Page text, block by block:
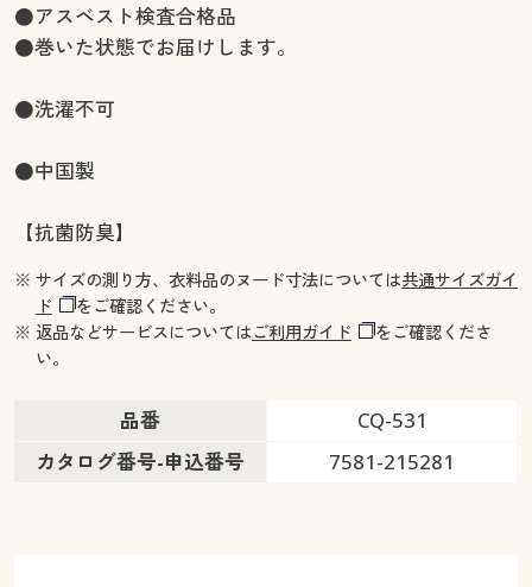
●アスベスト検査合格品
●巻いた状態でお届けします。
●洗濯不可
●中国製
【抗菌防臭】
※ サイズの測り方、衣料品のヌード寸法については共通サイズガイ
ド
をご確認ください。
※ 返品などサービスについてはご利用ガイド
をご確認くださ
い。
品番
CQ-531
カタログ番号-申込番号
7581-215281